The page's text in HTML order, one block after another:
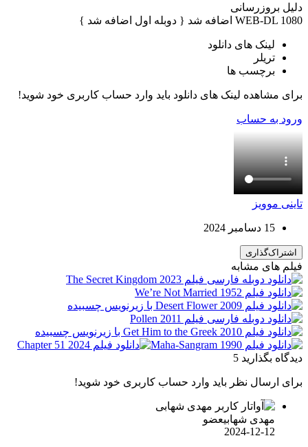
دلیل بروزرسانی
WEB-DL 1080 اضافه شد { دوبله اول اضافه شد }
لینک های دانلود
تریلر
برچسب ها
برای مشاهده لینک های دانلود باید وارد حساب کاربری خود شوید!
ورود به حساب
تاینی موویز
15 دسامبر 2024
اشتراک‌گذاری
فیلم های مشابه
دیدگاه بگذارید 5
برای ارسال نظر باید وارد حساب کاربری خود شوید!
مهدی شهابیعضو
2024-12-12